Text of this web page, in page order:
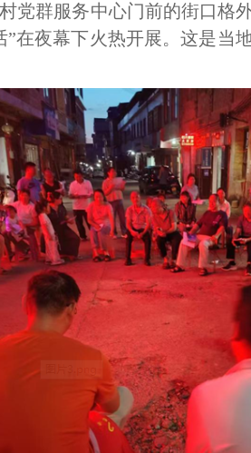
党群服务中心门前的街口格
在夜幕下火热开展。这是当